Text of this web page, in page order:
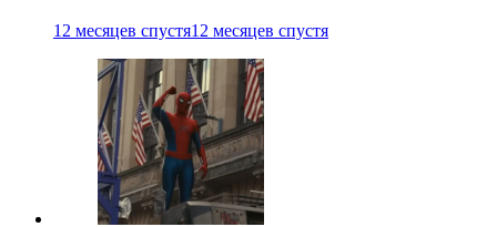
12 месяцев спустя12 месяцев спустя